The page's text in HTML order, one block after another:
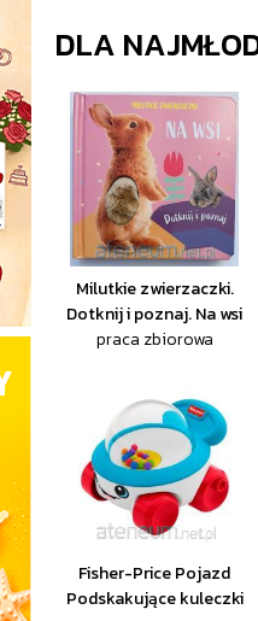
DLA
Milutkie zwierzaczki.
Dotknij i poznaj. Na wsi
praca zbiorowa
Fisher-Price Pojazd
Podskakujące kuleczki